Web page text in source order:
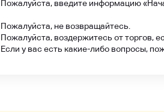
Пожалуйста, введите информацию
Пожалуйста, не возвращайтесь.
Пожалуйста, воздержитесь от торгов,
Если у вас есть какие-либо вопросы,